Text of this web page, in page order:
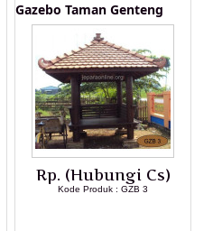
Gazebo Taman Genteng
Rp. (Hubungi Cs)
Kode Produk : GZB 3